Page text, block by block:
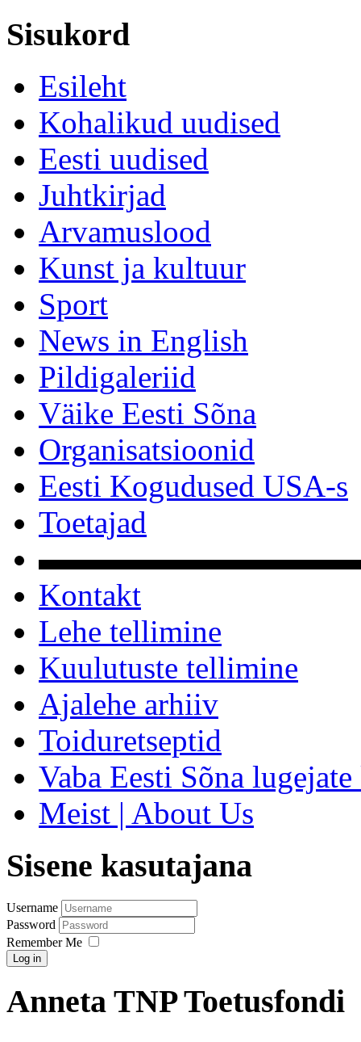
Sisukord
Esileht
Kohalikud uudised
Eesti uudised
Juhtkirjad
Arvamuslood
Kunst ja kultuur
Sport
News in English
Pildigaleriid
Väike Eesti Sõna
Organisatsioonid
Eesti Kogudused USA-s
Toetajad
Kontakt
Lehe tellimine
Kuulutuste tellimine
Ajalehe arhiiv
Toiduretseptid
Vaba Eesti Sõna
Meist | About Us
Sisene kasutajana
Username
Password
Remember Me
Log in
Anneta TNP Toetusfondi